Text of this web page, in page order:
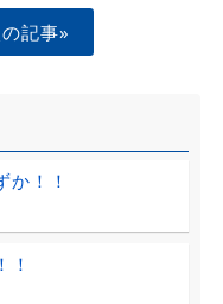
記事»
か！！
！